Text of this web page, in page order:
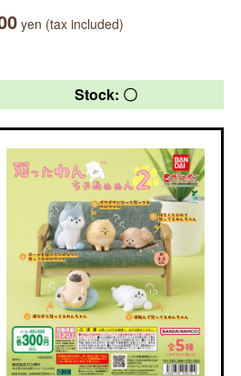
yen (tax included)
Stock: 〇